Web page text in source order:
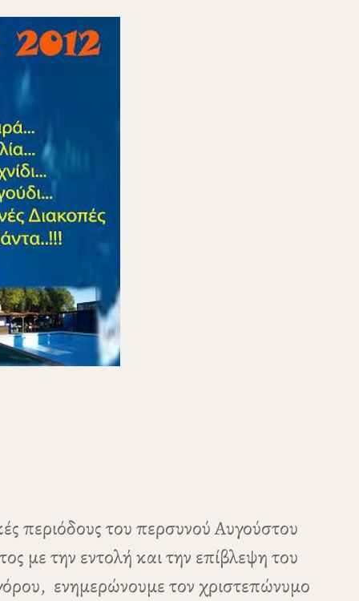
περιόδους του περσυνού Αυγούστου
με την εντολή και την επίβλεψη του
ενημερώνουμε τον χριστεπώνυμο